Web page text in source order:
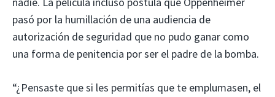
pasó por la humillación de una audiencia de
autorización de seguridad que no pudo ganar como
una forma de penitencia por ser el padre de la bomba.
“¿Pensaste que si les permitías que te emplumasen, el